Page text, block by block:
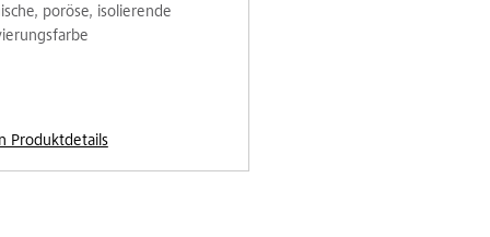
poröse, isolierende
Produktdetails